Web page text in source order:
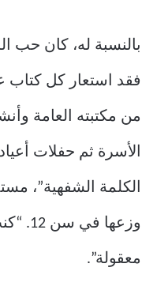
بالنسبة له، كان حب
فقد استعار كل كتاب
الأسرة ثم حفلات
الكلمة الشفهية”،
وزعها
معقولة”.